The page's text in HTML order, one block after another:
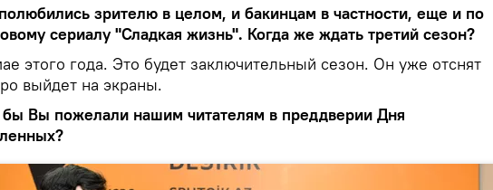
зрителю в целом, и бакинцам в частности, еще и по
сериалу "Сладкая жизнь". Когда же ждать третий сезон?
этого года. Это будет заключительный сезон. Он уже отснят
выйдет на экраны.
Вы пожелали нашим читателям в преддверии Дня